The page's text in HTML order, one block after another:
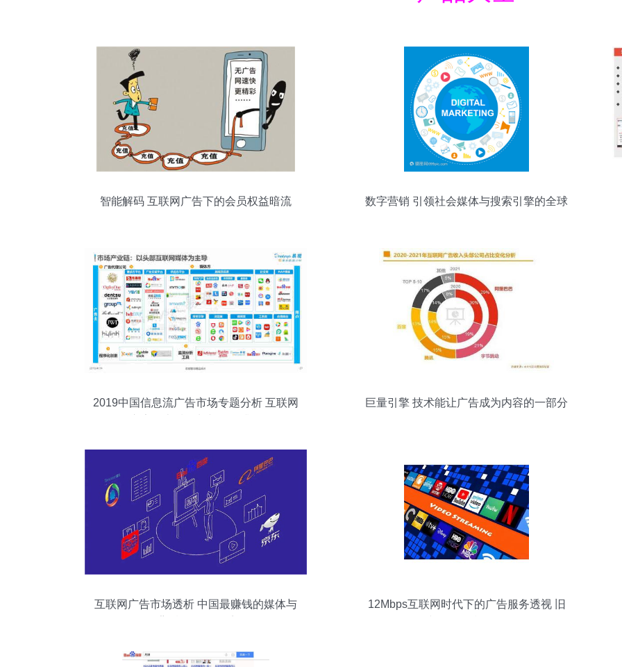
智能解码 互联网广告下的会员权益暗流
数字营销 引领社会媒体与搜索引擎的全球
2019中国信息流广告市场专题分析 互联网
巨量引擎 技术能让广告成为内容的一部分
互联网广告市场透析 中国最赚钱的媒体与
12Mbps互联网时代下的广告服务透视 旧